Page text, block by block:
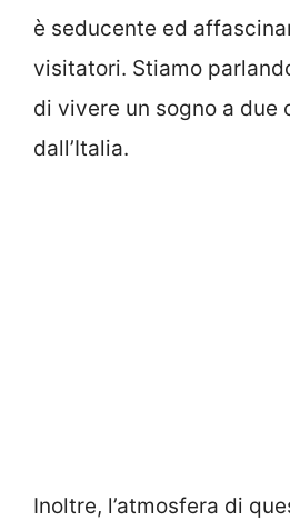
è seducente ed
visitatori. Stiamo
di vivere un sogno a due
dall’Italia.
Inoltre, l’atmosfera di